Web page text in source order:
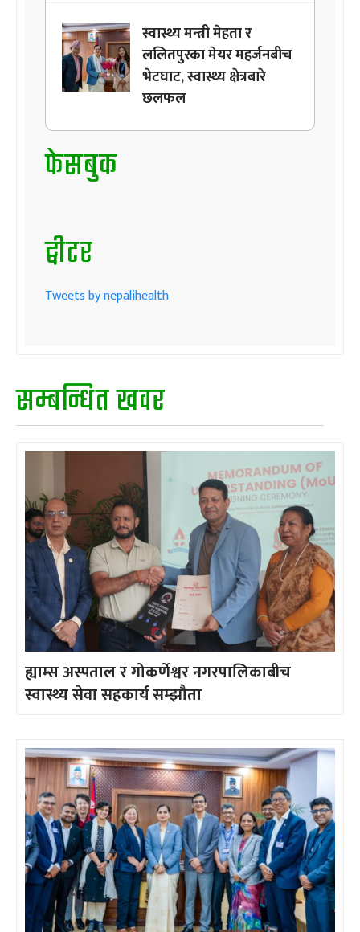
स्वास्थ्य मन्त्री मेहता र
ललितपुरका मेयर महर्जनबीच
भेटघाट, स्वास्थ्य क्षेत्रबारे
छलफल
फेसबुक
ट्वीटर
Tweets by nepalihealth
सम्बन्धित खवर
ह्याम्स अस्पताल र गोकर्णेश्वर नगरपालिकाबीच
स्वास्थ्य सेवा सहकार्य सम्झौता